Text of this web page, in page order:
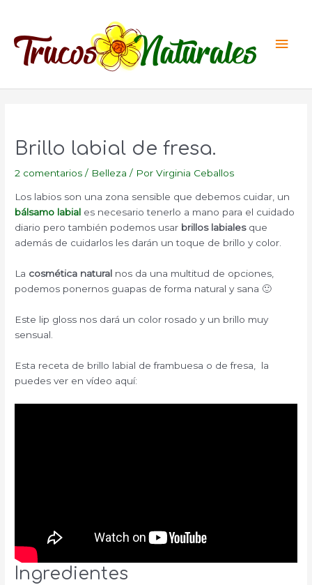
contenido
Brillo labial de fresa.
2 comentarios / Belleza / PorVirginia Ceballos
Los labios son una zona sensible que debemos cuidar, un
bálsamo labial es necesario tenerlo a mano para el cuidado
diario pero también podemos usar brillos labialesque
además de cuidarlos les darán un toque de brillo y color.
La cosmética natural nos da una multitud de opciones,
podemos ponernos guapas de forma natural y sana 🙂
Este lip gloss nos dará un color rosado y un brillo muy
sensual.
Esta receta de brillo labial de frambuesa o de fresa, la
puedes ver en vídeo aquí:
Ingredientes